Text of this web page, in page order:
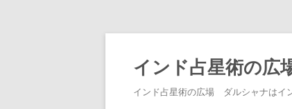
インド占星術の
インド占星術の広場 ダルシャナはイ